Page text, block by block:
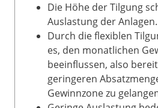
Die Höhe der Tilgung
Auslastung der Anlagen.
Durch die flexiblen
es, den monatlichen
beeinflussen, also
geringeren
Gewinnzone zu